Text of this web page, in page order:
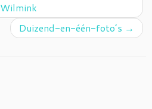
Wilmink
Duizend-en-één-foto’s →